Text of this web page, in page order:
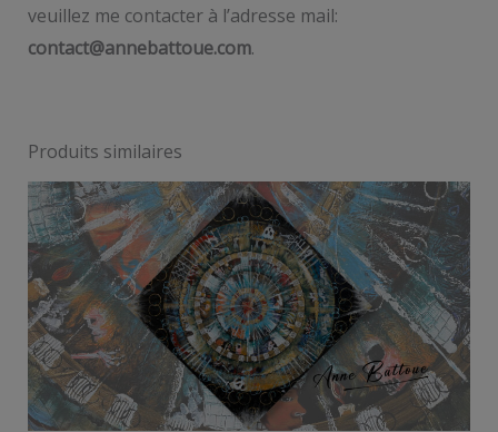
veuillez me contacter à l’adresse mail:
contact@annebattoue.com.
Produits similaires